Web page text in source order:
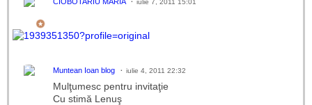
iulie 7, 2011 15:01
Muntean Ioan blog iulie 4, 2011 22:32
Mulţumesc pentru invitaţie
Cu stimă Lenuş